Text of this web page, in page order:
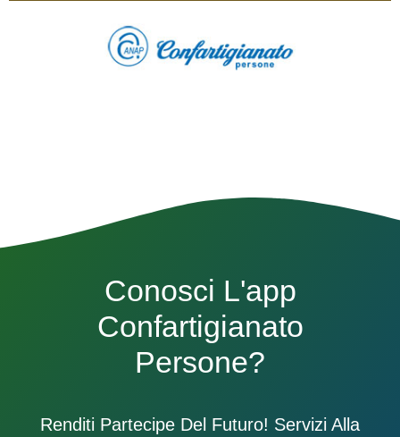
Conosci L'app
Confartigianato
Persone?
Renditi Partecipe Del Futuro! Servizi Alla